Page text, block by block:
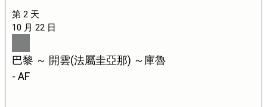
第 2 天
10 月 22 日
巴黎 ～ 開雲(法屬圭亞那) ～庫魯
- AF